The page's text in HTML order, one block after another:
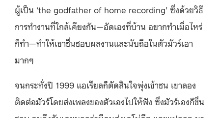
ผู้เป็น ‘the godfather of home recording’ ซึ่งด้วยวิธี
การทำงานที่ใกล้เคียงกัน—อัดเองที่บ้าน อยากทำเมื่อไหร่
ก็ทำ—ทำให้เขาชื่นชอบผลงานและนับถือในตัวมัวร์เอา
มากๆ
จนกระทั่งปี 1999 แอเรียลก็ตัดสินใจพุ่งเข้าชน เขาลอง
ติดต่อมัวร์โดยส่งเพลงของตัวเองไปให้ฟัง ซึ่งมัวร์เองก็ชื่น